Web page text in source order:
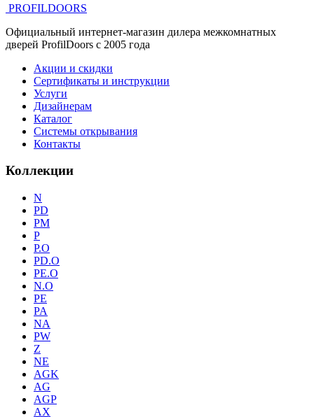
PROFILDOORS
Официальный интернет-магазин дилера межкомнатных
дверей ProfilDoors c 2005 года
Акции и скидки
Сертификаты и инструкции
Услуги
Дизайнерам
Каталог
Системы открывания
Контакты
Коллекции
N
PD
PM
P
P.O
PD.O
PE.O
N.O
PE
PA
NA
PW
Z
NE
AGK
AG
AGP
AX